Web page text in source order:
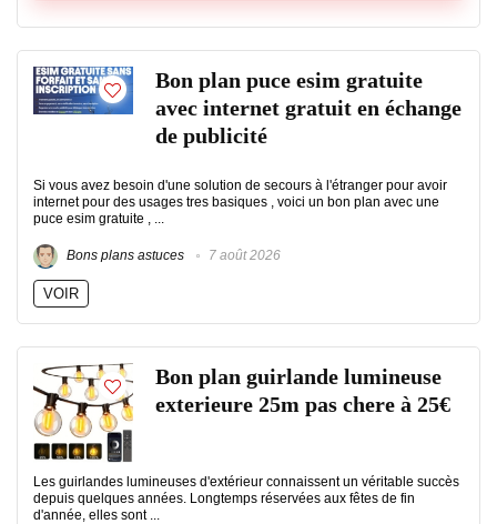
Bon plan puce esim gratuite
avec internet gratuit en échange
de publicité
Si vous avez besoin d'une solution de secours à l'étranger pour avoir
internet pour des usages tres basiques , voici un bon plan avec une
puce esim gratuite , ...
Bons plans astuces 7 août 2026
VOIR
Bon plan guirlande lumineuse
exterieure 25m pas chere à 25€
Les guirlandes lumineuses d'extérieur connaissent un véritable succès
depuis quelques années. Longtemps réservées aux fêtes de fin
d'année, elles sont ...